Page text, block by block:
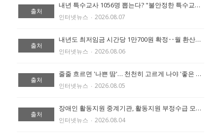
출처
내년 특수교사 1056명 뽑는다? "불안정한 특수교육 반복" 확대 촉구 (출처:에이블 뉴스)
인터넷뉴스 ‧ 2026.08.07
출처
내년도 최저임금 시간당 1만700원 확정‥월 환산액 223만6300원 (출처:에이블 뉴스)
인터넷뉴스 ‧ 2026.08.06
출처
줄줄 흐르면 '나쁜 땀'… 천천히 고르게 나야 '좋은 땀' (출처:에이블 뉴스)
인터넷뉴스 ‧ 2026.08.05
출처
장애인 활동지원 중계기관, 활동지원 부정수급 모니터링 철저히 해야 (출처:에이블 뉴스)
인터넷뉴스 ‧ 2026.08.04